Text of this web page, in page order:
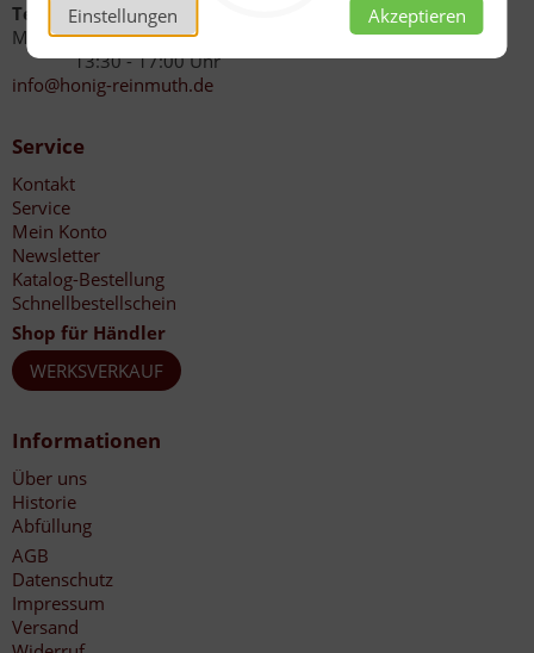
Einstellungen Akzeptieren
Telefonzeiten
Mo - Fr 08:00 - 12:00 Uhr
13:30 - 17:00 Uhr
info@honig-reinmuth.de
Service
Kontakt
Service
Mein Konto
Newsletter
Katalog-Bestellung
Schnellbestellschein
Shop für Händler
WERKSVERKAUF
Informationen
Über uns
Historie
Abfüllung
AGB
Datenschutz
Impressum
Versand